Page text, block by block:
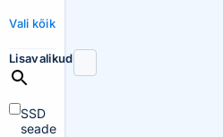
Vali kõik
Lisavalikud
SSD
seade